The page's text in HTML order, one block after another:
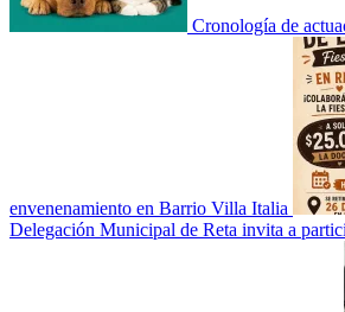
Cronología de
envenenamiento en Barrio Villa Italia
Delegación Municipal de Reta invita a